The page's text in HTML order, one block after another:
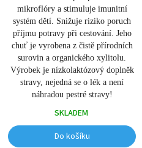
mikroflóry a stimuluje imunitní
systém dětí. Snižuje riziko poruch
příjmu potravy při cestování. Jeho
chuť je vyrobena z čistě přírodních
surovin a organického xylitolu.
Výrobek je nízkolaktózový doplněk
stravy, nejedná se o lék a není
náhradou pestré stravy!
SKLADEM
Do košíku